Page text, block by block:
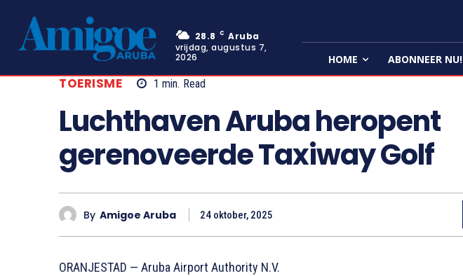
28.8 C Aruba
vrijdag, augustus 7,
2026
HOME ABONNEER NU!
TOERISME 1 min. Read
Luchthaven Aruba heropent
gerenoveerde Taxiway Golf
By Amigoe Aruba 24 oktober, 2025
ORANJESTAD — Aruba Airport Authority N.V.